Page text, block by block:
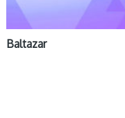
Baltazar